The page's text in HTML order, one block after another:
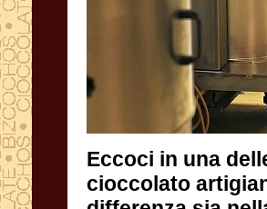
Eccoci in una
cioccolato